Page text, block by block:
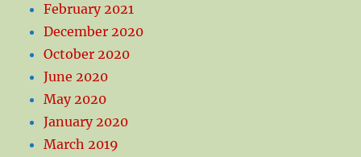
February 2021
December 2020
October 2020
June 2020
May 2020
January 2020
March 2019